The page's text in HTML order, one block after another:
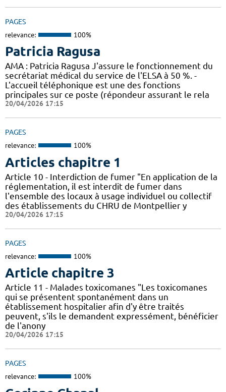
PAGES
relevance: 100%
Patricia Ragusa
AMA : Patricia Ragusa J'assure le fonctionnement du
secrétariat médical du service de l'ELSA à 50 %. -
L'accueil téléphonique est une des fonctions
principales sur ce poste (répondeur assurant le rela
20/04/2026 17:15
PAGES
relevance: 100%
Articles chapitre 1
Article 10 - Interdiction de fumer "En application de la
réglementation, il est interdit de fumer dans
l'ensemble des locaux à usage individuel ou collectif
des établissements du CHRU de Montpellier y
20/04/2026 17:15
PAGES
relevance: 100%
Article chapitre 3
Article 11 - Malades toxicomanes "Les toxicomanes
qui se présentent spontanément dans un
établissement hospitalier afin d'y être traités
peuvent, s'ils le demandent expressément, bénéficier
de l'anony
20/04/2026 17:15
PAGES
relevance: 100%